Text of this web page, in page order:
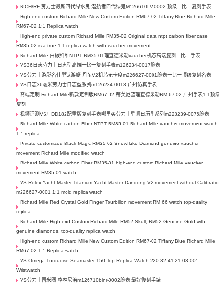
RICH/RF 劳力士最新四代绿水鬼 潜航者四代绿鬼M126610LV-0002 顶级一比一复刻手表
High-end custom Richard Mille New Custom Edition RM67-02 Tiffany Blue Richard Mille
RM67-02 1:1 Replica watch
High-end private custom Richard Mille RM35-02 Original data ntpt carbon fiber case
RM35-02 is a true 1:1 replica watch with vaucher movement
Richard Mille 白碳纤维NTPT RM35-01理查德米勒vaucher机芯高端复刻一比一手表
VS36日志劳力士日志型高端一比一复刻手表m126234-0017腕表
VS劳力士游艇名仕型钛游艇 丹东V2机芯无卡度m226627-0001腕表一比一顶级复刻名表
VS日志36毫米劳力士日志型系列m126234-0013 广州仿真手表
高端定制 Richard Mille新款定制版RM67-02 蒂芙尼蓝理查德米勒RM 67-02 广州手表1:1顶
复刻
视频评测VS厂DD182配重版复刻手表哪里买劳力士星期日历型系列m228239-0076腕表
Richard Mille White carbon Fiber NTPT RM35-01 Richard Mille vaucher movement watch
1:1 replica
Private customized Black Magic RM35-02 Snowflake Diamond genuine vaucher
movement Richard Mille modified watch
Richard Mille White carbon Fiber RM35-01 high-end custom Richard Mille vaucher
movement RM35-01 watch
VS Rolex Yacht-Master Titanium Yacht-Master Dandong V2 movement without
m226627-0001 1:1 mold replica watch
Richard Mille Red Crystal Gold Finger Tourbillon movement RM 66 watch top-quality
replica
Richard Mille High-end Custom Richard Mille RM52 Skull, RM52 Genuine Gold with
genuine diamonds, top-quality replica watch
High-end custom Richard Mille New Custom Edition RM67-02 Tiffany Blue Richard Mille
RM67-02 1:1 Replica watch
VS Omega Turquoise Seamaster 150 Top Replica Watch 220.32.41.21.03.001
Wristwatch
VS劳力士国米圈 格林尼治m126710blnr-0002腕表 最好復刻手錶